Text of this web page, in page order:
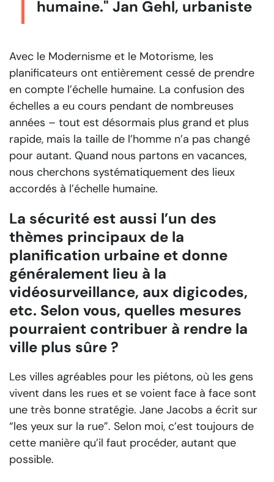
humaine." Jan Gehl, urbaniste
Avec le Modernisme et le Motorisme, les
planificateurs ont entièrement cessé de prendre
en compte l’échelle humaine. La confusion des
échelles a eu cours pendant de nombreuses
années – tout est désormais plus grand et plus
rapide, mais la taille de l’homme n’a pas changé
pour autant. Quand nous partons en vacances,
nous cherchons systématiquement des lieux
accordés à l’échelle humaine.
La sécurité est aussi l’un des
thèmes principaux de la
planification urbaine et donne
généralement lieu à la
vidéosurveillance, aux digicodes,
etc. Selon vous, quelles mesures
pourraient contribuer à rendre la
ville plus sûre ?
Les villes agréables pour les piétons, où les gens
vivent dans les rues et se voient face à face sont
une très bonne stratégie. Jane Jacobs a écrit sur
“les yeux sur la rue”. Selon moi, c’est toujours de
cette manière qu’il faut procéder, autant que
possible.